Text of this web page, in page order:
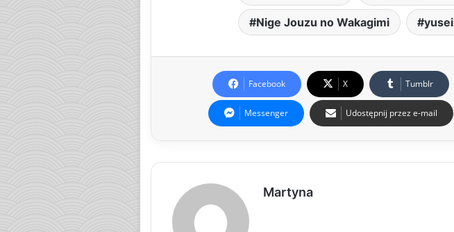
Nige Jouzu no Wakagimi
Facebook X Tumblr
Messenger Udostępnij przez e-mail
Martyna